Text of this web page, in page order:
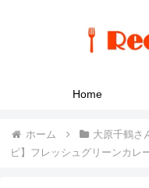
Home
ホーム 大原千鶴さ
ピ】フレッシュグリーンカレ